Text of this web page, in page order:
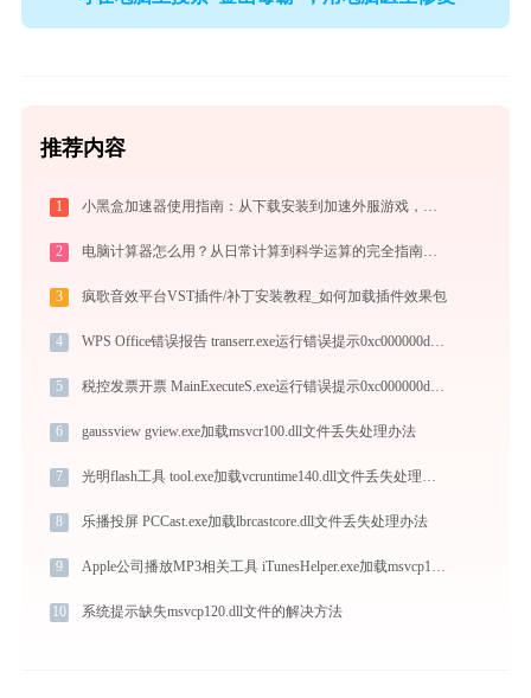
推荐内容
1 小黑盒加速器使用指南：从下载安装到加速外服游戏，免费版够用吗
2 电脑计算器怎么用？从日常计算到科学运算的完全指南（附隐藏功能）
3 疯歌音效平台VST插件/补丁安装教程_如何加载插件效果包
4 WPS Office错误报告 transerr.exe运行错误提示0xc000000d的解决办法
5 税控发票开票 MainExecuteS.exe运行错误提示0xc000000d的解决办法
6 gaussview gview.exe加载msvcr100.dll文件丢失处理办法
7 光明flash工具 tool.exe加载vcruntime140.dll文件丢失处理办法
8 乐播投屏 PCCast.exe加载lbrcastcore.dll文件丢失处理办法
9 Apple公司播放MP3相关工具 iTunesHelper.exe加载msvcp140.dll文件丢失处理办法
10 系统提示缺失msvcp120.dll文件的解决方法